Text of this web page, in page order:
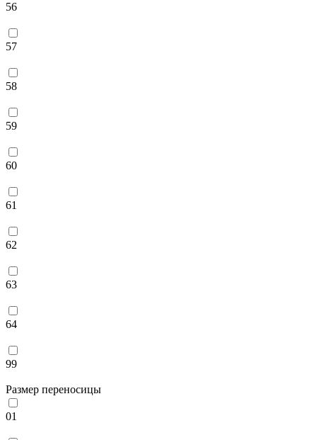
56
57
58
59
60
61
62
63
64
99
Размер переносицы
01